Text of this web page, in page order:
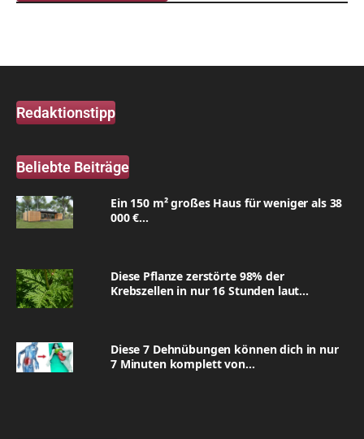
Redaktionstipp
Beliebte Beiträge
Ein 150 m² großes Haus für weniger als 38
000 €...
Diese Pflanze zerstörte 98% der
Krebszellen in nur 16 Stunden laut...
Diese 7 Dehnübungen können dich in nur
7 Minuten komplett von...